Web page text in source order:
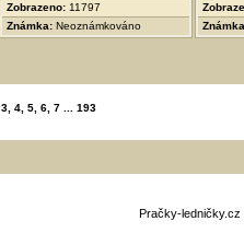
Zobrazeno: 11797
Známka: Neoznámkováno
3 4 5 6 7 193
Pračky-ledničky.cz